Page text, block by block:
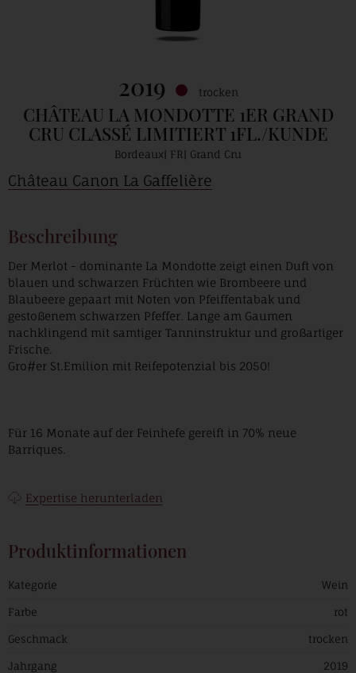
2019 trocken
CHÂTEAU LA MONDOTTE 1ER GRAND
CRU CLASSÉ LIMITIERT 1FL./KUNDE
Bordeaux FR Grand Cru
Château Canon La Gaffelière
Beschreibung
Der Merlot - dominante La Mondotte zeigt einen Duft von
blauen und schwarzen Früchten wie Brombeere und
Blaubeere gepaart mit Noten von Pfeiffentabak und
gestoßenem schwarzen Pfeffer. Lange am Gaumen
nachklingend mit samtiger Tanninstruktur und großartiger
Frische.
Gro#er St.Emilion mit Reifepotenzial bis 2050!
Für 16 Monate auf der Feinhefe gereift in 70% neue
Barriques.
Expertise herunterladen
Produktinformationen
Kategorie Wein
Farbe rot
Geschmack trocken
Jahrgang 2019